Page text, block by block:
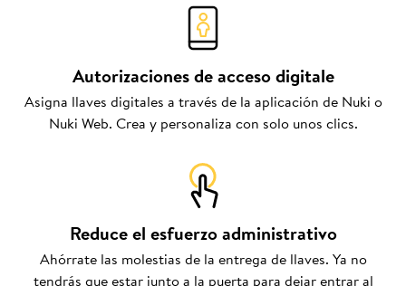
Autorizaciones de acceso digitale
Asigna llaves digitales a través de la aplicación de Nuki o
Nuki Web. Crea y personaliza con solo unos clics.
Reduce el esfuerzo administrativo
Ahórrate las molestias de la entrega de llaves. Ya no
tendrás que estar junto a la puerta para dejar entrar al